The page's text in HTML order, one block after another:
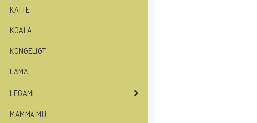
KATTE
KOALA
KONGELIGT
LAMA
LEGAMI
MAMMA MU